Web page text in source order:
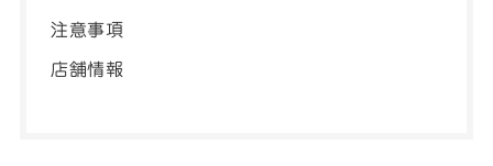
注意事項
店舗情報